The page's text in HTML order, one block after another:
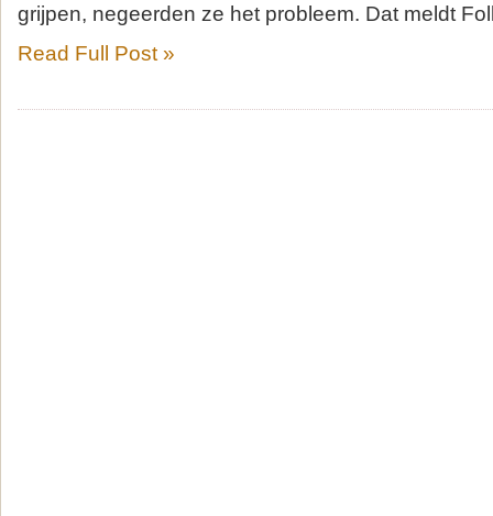
grijpen, negeerden ze het probleem. Dat meldt
Read Full Post »